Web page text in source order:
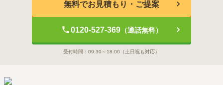
無料でお見積もり・ご提案
0120-527-369（通話無料）
受付時間： 09:30～18:00 （土日祝も対応）